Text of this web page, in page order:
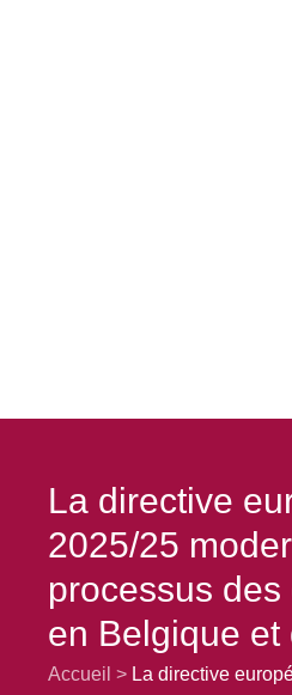
La directive
2025/25
processus
en Belgique et
Accueil
La directive